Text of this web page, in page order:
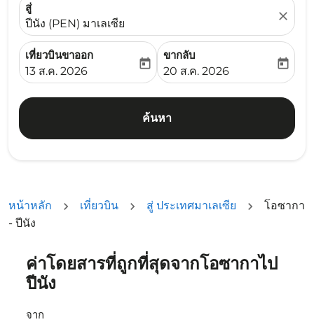
สู่
ปีนัง (PEN) มาเลเซีย
close
เที่ยวบินขาออก
fc-booking-departure-date-aria-label
13 ส.ค. 2026
today
ขากลับ
fc-booking-return-date-
20 ส.ค. 2026
today
ค้นหา
หน้าหลัก เที่ยวบิน สู่ ประเทศมาเลเซีย
โอซากา
- ปีนัง
ค่าโดยสารที่ถูกที่สุดจากโอซากาไป
ปีนัง
จาก
ลองอัปเดตเส้นทางของคุณ (ต้นทางและ/หรือปลายทาง) หรื